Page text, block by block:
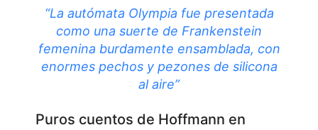
“La autómata Olympia fue presentada
como una suerte de Frankenstein
femenina burdamente ensamblada, con
enormes pechos y pezones de silicona
al aire”
Puros cuentos de Hoffmann en